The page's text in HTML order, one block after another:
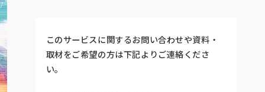
このサービスに関するお問い合わせや資料・
取材をご希望の方は下記よりご連絡くださ
い。